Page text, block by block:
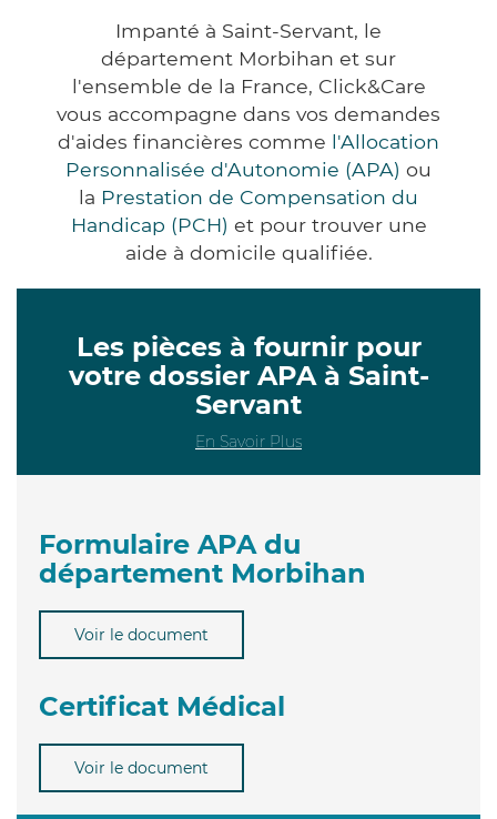
Impanté à Saint-Servant, le
département Morbihan et sur
l'ensemble de la France, Click&Care
vous accompagne dans vos demandes
d'aides financières comme l'Allocation
Personnalisée d'Autonomie (APA) ou
la Prestation de Compensation du
Handicap (PCH) et pour trouver une
aide à domicile qualifiée.
Les pièces à fournir pour
votre dossier APA à Saint-
Servant
En Savoir Plus
Formulaire APA du
département Morbihan
Voir le document
Certificat Médical
Voir le document